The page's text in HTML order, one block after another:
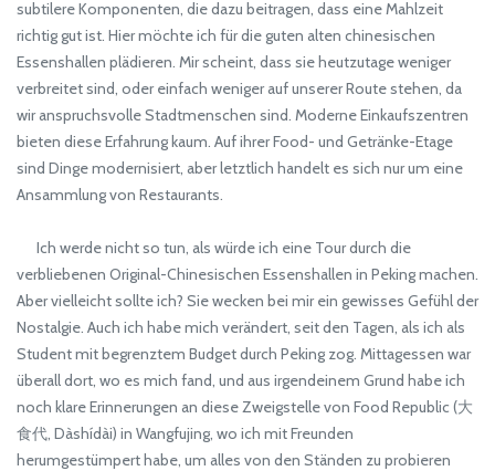
subtilere Komponenten, die dazu beitragen, dass eine Mahlzeit
richtig gut ist. Hier möchte ich für die guten alten chinesischen
Essenshallen plädieren. Mir scheint, dass sie heutzutage weniger
verbreitet sind, oder einfach weniger auf unserer Route stehen, da
wir anspruchsvolle Stadtmenschen sind. Moderne Einkaufszentren
bieten diese Erfahrung kaum. Auf ihrer Food- und Getränke-Etage
sind Dinge modernisiert, aber letztlich handelt es sich nur um eine
Ansammlung von Restaurants.
Ich werde nicht so tun, als würde ich eine Tour durch die
verbliebenen Original-Chinesischen Essenshallen in Peking machen.
Aber vielleicht sollte ich? Sie wecken bei mir ein gewisses Gefühl der
Nostalgie. Auch ich habe mich verändert, seit den Tagen, als ich als
Student mit begrenztem Budget durch Peking zog. Mittagessen war
überall dort, wo es mich fand, und aus irgendeinem Grund habe ich
noch klare Erinnerungen an diese Zweigstelle von Food Republic (大
食代, Dàshídài) in Wangfujing, wo ich mit Freunden
herumgestümpert habe, um alles von den Ständen zu probieren